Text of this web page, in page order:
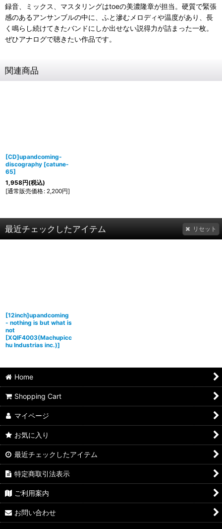
録音、ミックス、マスタリングはtoeの美濃隆章が担当。硬質で緊張
感のあるアンサンブルの中に、ふと滲むメロディや温度があり、長
く鳴らし続けてきたバンドにしか出せない説得力が詰まった一枚。
ぜひアナログで聴きたい作品です。
関連商品
[CD]upandcoming-
discography [catune-
65]
1,958円(税込)
[通常販売価格: 2,200円]
最近チェックしたアイテム リセット
[12inch]upandcoming
- nothing is but what is
not
[XQIF4003(Machupicc
hu Industrias inc.)]
Home
Shopping Cart
マイページ
お気に入り
最近チェックしたアイテム
特定商取引法表示
ご利用案内
お問い合わせ